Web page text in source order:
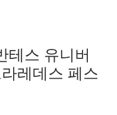
테스 유니버
레데스 페스